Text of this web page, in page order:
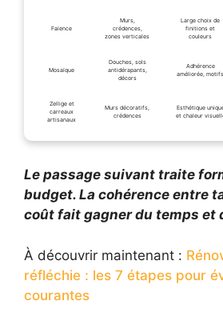
Faïence
Murs,
crédences,
zones verticales
Large choix de
finitions et
couleurs
Mosaïque
Douches, sols
antidérapants,
décors
Adhérence
améliorée, motifs
Zellige et
carreaux
artisanaux
Murs décoratifs,
crédences
Esthétique
et chaleur
Le passage suivant traite
budget. La cohérence entre
coût fait gagner du temps et
À découvrir maintenant :
réfléchie : les 7 étapes pour
courantes